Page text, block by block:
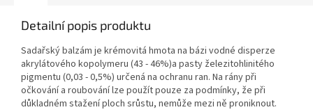
Detailní popis produktu
Sadařský balzám je krémovitá hmota na bázi vodné disperze
akrylátového kopolymeru (43 - 46%)a pasty železitohlinitého
pigmentu (0,03 - 0,5%) určená na ochranu ran. Na rány při
očkování a roubování lze použít pouze za podmínky, že při
důkladném stažení ploch srůstu, nemůže mezi ně proniknout.